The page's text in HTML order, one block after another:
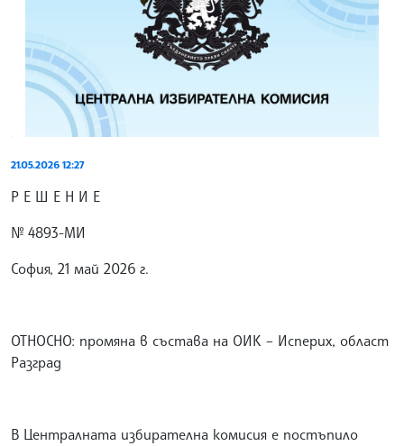
21.05.2026 12:27
Р Е Ш Е Н И Е
№ 4893-МИ
София, 21 май 2026 г.
ОТНОСНО: промяна в състава на ОИК – Исперих, област
Разград
В Централната избирателна комисия е постъпило